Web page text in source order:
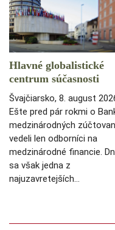
Hlavné globalistické
centrum súčasnosti
Švajčiarsko, 8. august
Ešte pred pár rokmi o
medzinárodných
vedeli len odborníci na
medzinárodné financie.
sa však jedna z
najuzavretejších…